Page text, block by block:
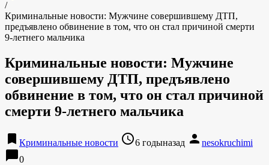
/
Криминальные новости: Мужчине совершившему ДТП,
предъявлено обвинение в том, что он стал причиной смерти
9-летнего мальчика
Криминальные новости: Мужчине
совершившему ДТП, предъявлено
обвинение в том, что он стал причиной
смерти 9-летнего мальчика
bookmark Криминальные новости access_time6 годыназад person nesokruchimi
chat_bubble0